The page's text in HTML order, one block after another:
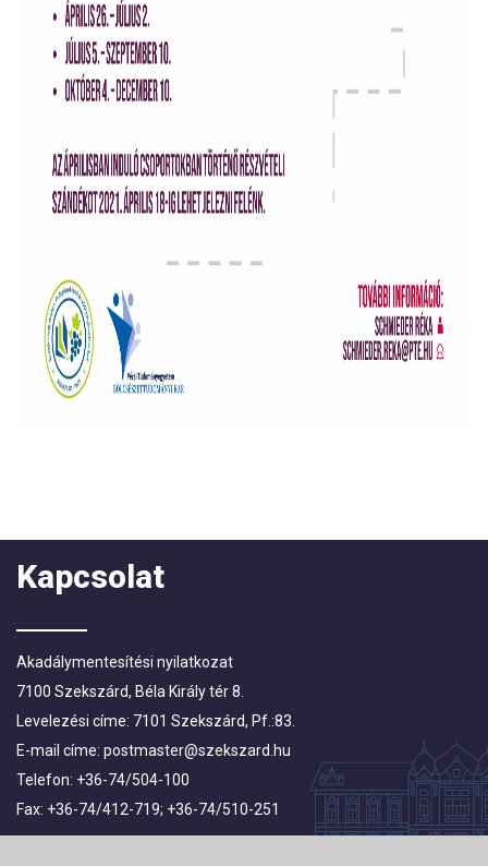
Kapcsolat
Akadálymentesítési nyilatkozat
7100 Szekszárd, Béla Király tér 8.
Levelezési címe: 7101 Szekszárd, Pf.:83.
E-mail címe: postmaster@szekszard.hu
Telefon: +36-74/504-100
Fax: +36-74/412-719; +36-74/510-251